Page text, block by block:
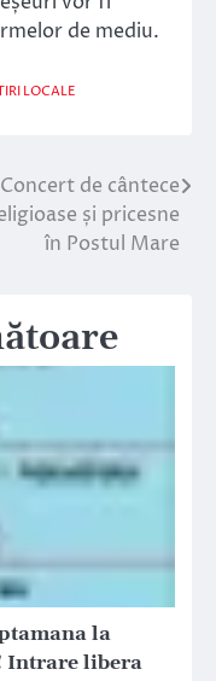
de mediu.
LOCALE
Concert de cântece
și pricesne
în Postul Mare
la
Intrare libera